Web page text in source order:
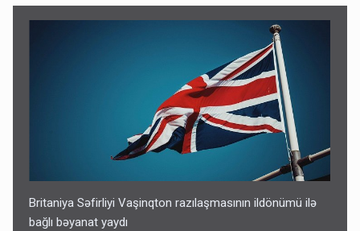
Britaniya Səfirliyi Vaşinqton razılaşmasının ildönümü ilə
bağlı bəyanat yaydı